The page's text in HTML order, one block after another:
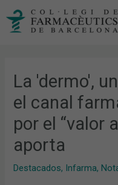
La 'dermo',
el canal
por el “valor
aporta
Destacados, Infarma,